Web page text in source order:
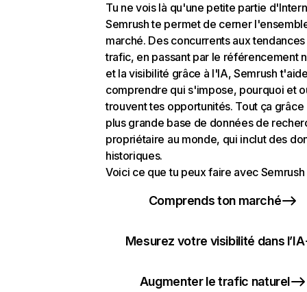
Tu ne vois là qu'une petite partie
Semrush te permet de cerner
marché. Des concurrents aux
trafic, en passant par le référencement
et la visibilité grâce à l'IA, Semrush
comprendre qui s'impose, pourquoi et
trouvent tes opportunités. Tout ça grâce
plus grande base de données de
propriétaire au monde, qui inclut des
historiques.
Voici ce que tu peux faire avec Semrush
Comprends ton marché
Mesurez votre visibilité dans l’IA
Augmenter le trafic naturel